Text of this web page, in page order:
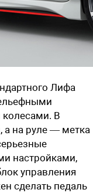
Лифа
колесами. В
а на руле — метка
настройками,
управления
сделать педаль